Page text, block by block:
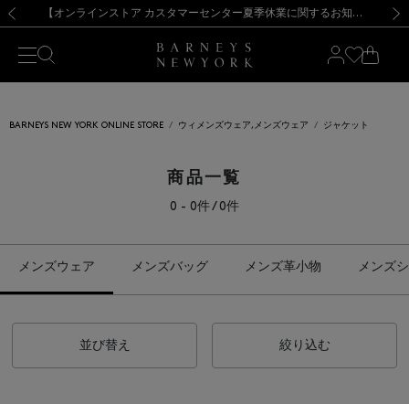
新規登録のお客様も対象！＜MY BARNEYS＞会員のお客様は11,000円（税込）以上のお買上げで常時送料無料！お買い物の際は会員登録を！
【夏季休業に伴う出荷一時停止のお知らせ】(2026.8.7) 【オンラインストア カスタマーセンター夏季休業に関するお知らせ】（2026.8.7）
【夏季休業に伴う返品・交換承り一時停止のお知らせ】（2026.8.5）
熊本県を中心とした地震の影響によるお荷物のお届けについて
【開催中】SUMMER SALEのご案内・ご注意事項 新規登録のお客様も対象！＜MY BARNEYS＞会員のお客様は11,000円（税込）以上のお買上げで常時送料無料！お買い物の際は会員登録を！
【夏季休業に伴う出荷一時停止のお知らせ】(2026.8.7)
BARNEYS NEW YORK ONLINE STORE ウィメンズウェア,メンズウェア ジャケット
商品一覧
0 - 0件 / 0件
メンズウェア メンズバッグ メンズ革小物 メンズ
並び替え 絞り込む